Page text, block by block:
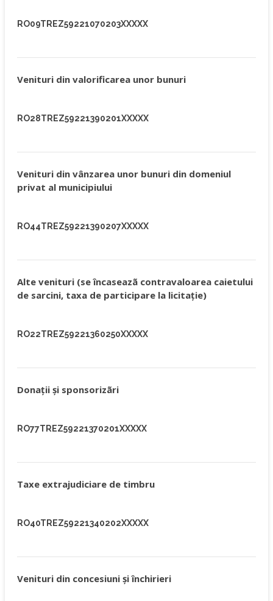
RO09TREZ59221070203XXXXX
Venituri din valorificarea unor bunuri
RO28TREZ59221390201XXXXX
Venituri din vânzarea unor bunuri din domeniul
privat al municipiului
RO44TREZ59221390207XXXXX
Alte venituri (se încaseazã contravaloarea caietului
de sarcini, taxa de participare la licitaţie)
RO22TREZ59221360250XXXXX
Donaţii şi sponsorizãri
RO77TREZ59221370201XXXXX
Taxe extrajudiciare de timbru
RO40TREZ59221340202XXXXX
Venituri din concesiuni şi închirieri